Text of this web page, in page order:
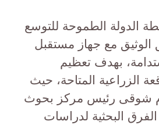
الدولة الطموحة للتوسع
الوثيق مع جهاز مستقبل
بهدف تعظيم
الزراعية المتاحة، حيث
شوقى رئيس مركز بحوث
البحثية لدراسات